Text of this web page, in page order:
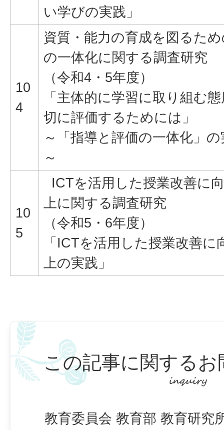
い学びの実践」
10
4
資質・能力の育成を図るた
の一体化に関する調査研究
（令和4・5年度）
「主体的に学習に取り組む
切に評価するためには」
～「指導と評価の一体化」
～
10
5
ICTを活用した授業改善に
上に関する調査研究
（令和5・6年度）
「ICTを活用した授業改善に
上の実践」
この記事に関するお
教育委員会 教育部 教育研究